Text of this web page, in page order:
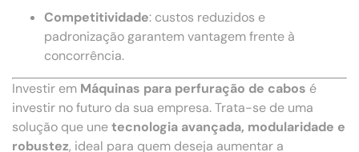
Competitividade: custos reduzidos e
padronização garantem vantagem frente à
concorrência.
Investir em Máquinas para perfuração de cabos é
investir no futuro da sua empresa. Trata-se de uma
solução que unetecnologia avançada, modularidade e
robustez, ideal para quem deseja aumentar a